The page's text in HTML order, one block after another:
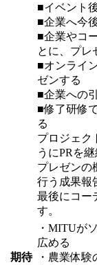
■イベント
■企業へ今
■企業やコ
とに、プレ
■オンライ
ゼンする
■企業への
■修了研修
る
プロジェク
うにPRを
プレゼンの
行う成果報
最後にコー
す。
期待
・MITUが
広める
・農業体